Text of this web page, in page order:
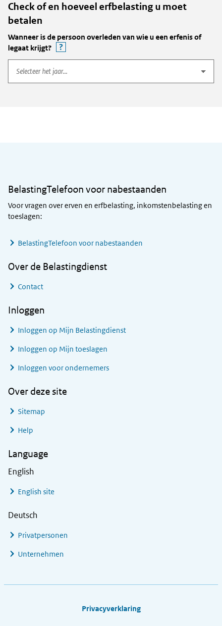
Check of en hoeveel erfbelasting u moet
betalen
Wanneer is de persoon overleden van wie u een erfenis of
legaat krijgt?
Toon toelichting bij vraag
BelastingTelefoon voor nabestaanden
Voor vragen over erven en erfbelasting, inkomstenbelasting en
toeslagen:
BelastingTelefoon voor nabestaanden
Over de Belastingdienst
Contact
Inloggen
Inloggen op Mijn Belastingdienst
Inloggen op Mijn toeslagen
Inloggen voor ondernemers
Over deze site
Sitemap
Help
Language
English
English site
Deutsch
Privatpersonen
Unternehmen
Privacyverklaring